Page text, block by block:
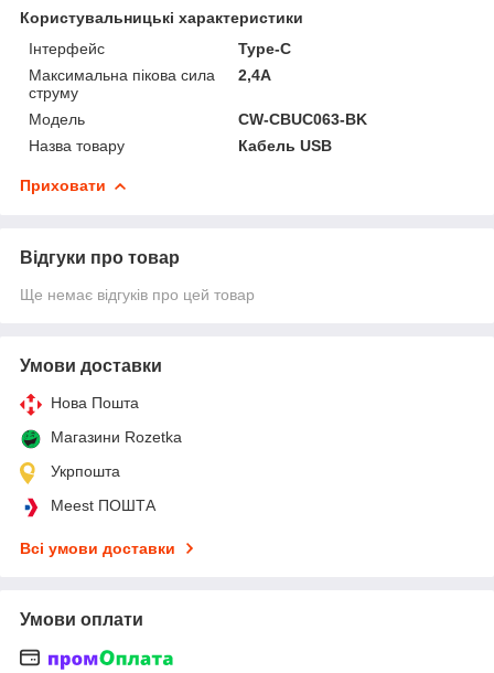
Користувальницькі характеристики
Інтерфейс
Type-C
Максимальна пікова сила
струму
2,4A
Мoдель
CW-CBUC063-BK
Назва товару
Кабель USB
Приховати
Відгуки про товар
Ще немає відгуків про цей товар
Умови доставки
Нова Пошта
Магазини Rozetka
Укрпошта
Meest ПОШТА
Всі умови доставки
Умови оплати